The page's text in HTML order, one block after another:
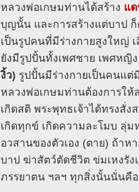
หลวงพ่อเกษมท่านได้สร้าง แ
บุญนั้น และการสร้างแต่บาป
เป็นรูปคนที่มีร่างกายสูงใหญ่
ยังมีรูปปั้นทั้งเพศชาย เพศหญิ
งิ้ว) รูปปั้นมีร่างกายเป็นคนแ
หลวงพ่อเกษมท่านต้องการใ
เกิดสติ พระพุทธเจ้าได้ทรงสั่
เกิดทุกข์ เกิดความละโมบ ลุ่
อวสานของตัวเอง (ตาย) ถ้า
บาป ฆ่าสัตว์ตัดชีวิต ข่มเหงรั
ภรรยาตน ฯลฯ ทุกสิ่งนั้นนั่นคื